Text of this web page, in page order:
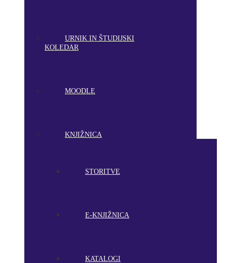
URNIK IN ŠTUDIJSKI
KOLEDAR
MOODLE
KNJIŽNICA
STORITVE
E-KNJIŽNICA
KATALOGI